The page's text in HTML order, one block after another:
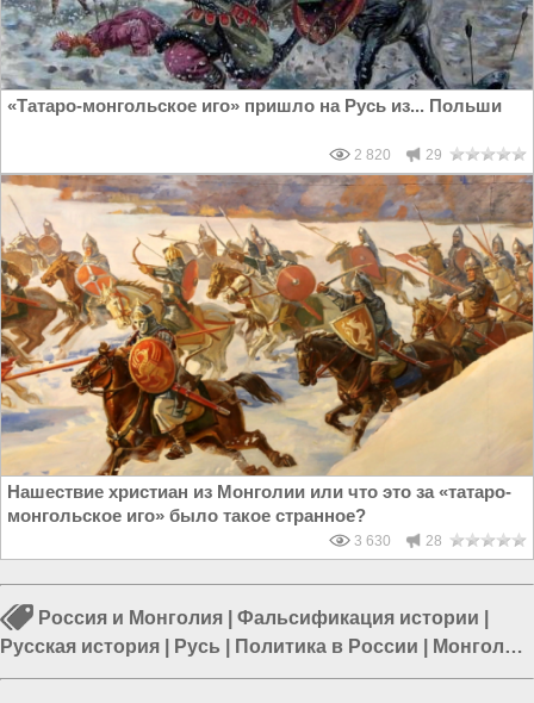
«Татаро-монгольское иго» пришло на Русь из... Польши
2 820 29
Нашествие христиан из Монголии или что это за «татаро-
монгольское иго» было такое странное?
3 630 28
Россия и Монголия Фальсификация истории
Русская история
Русь Политика в России
Монголия
|Россия и Украина